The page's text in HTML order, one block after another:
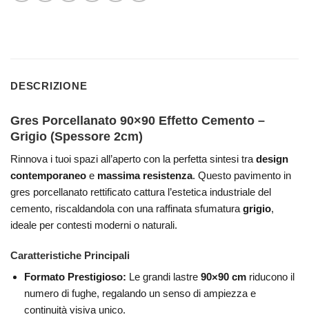
DESCRIZIONE
Gres Porcellanato 90×90 Effetto Cemento –
Grigio (Spessore 2cm)
Rinnova i tuoi spazi all’aperto con la perfetta sintesi tradesign
contemporaneo e massima resistenza. Questo pavimento in
gres porcellanato rettificato cattura l’estetica industriale del
cemento, riscaldandola con una raffinata sfumaturagrigio,
ideale per contesti moderni o naturali.
Caratteristiche Principali
Formato Prestigioso: Le grandi lastre 90×90 cmriducono il
numero di fughe, regalando un senso di ampiezza e
continuità visiva unico.